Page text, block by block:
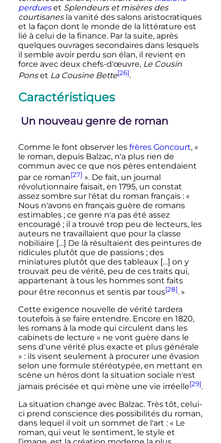
perdueset Splendeurs et misères des
courtisanesla vanité des salons aristocratiques
et la façon dont le monde de la littérature est
lié à celui de la finance. Par la suite, après
quelques ouvrages secondaires dans lesquels
il semble avoir perdu son élan, il revient en
force avec deux chefs-d'œuvre, Le Cousin
Ponset La Cousine Bette[26].
Caractéristiques
Un nouveau genre de roman
Comme le font observer les frères Goncourt, «
le roman, depuis Balzac, n'a plus rien de
commun avec ce que nos pères entendaient
par ce roman[27] ». De fait, un journal
révolutionnaire faisait, en 1795, un constat
assez sombre sur l'état du roman français : «
Nous n'avons en français guère de romans
estimables ; ce genre n'a pas été assez
encouragé ; il a trouvé trop peu de lecteurs, les
auteurs ne travaillaient que pour la classe
nobiliaire […] De là résultaient des peintures de
ridicules plutôt que de passions ; des
miniatures plutôt que des tableaux […] on y
trouvait peu de vérité, peu de ces traits qui,
appartenant à tous les hommes sont faits
pour être reconnus et sentis par tous[28]. »
Cette exigence nouvelle de vérité tardera
toutefois à se faire entendre. Encore en 1820,
les romans à la mode qui circulent dans les
cabinets de lecture « ne vont guère dans le
sens d'une vérité plus exacte et plus générale
» : ils visent seulement à procurer une évasion
selon une formule stéréotypée, en mettant en
scène un héros dont la situation sociale n'est
jamais précisée et qui mène une vie irréelle[29].
La situation change avec Balzac. Très tôt, celui-
ci prend conscience des possibilités du roman,
dans lequel il voit un sommet de l'art : « Le
roman, qui veut le sentiment, le style et